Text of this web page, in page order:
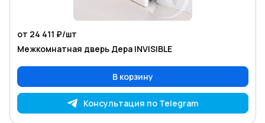
от 24 411 ₽/шт
Межкомнатная дверь Дера INVISIBLE
В корзину
Консультация по Telegram